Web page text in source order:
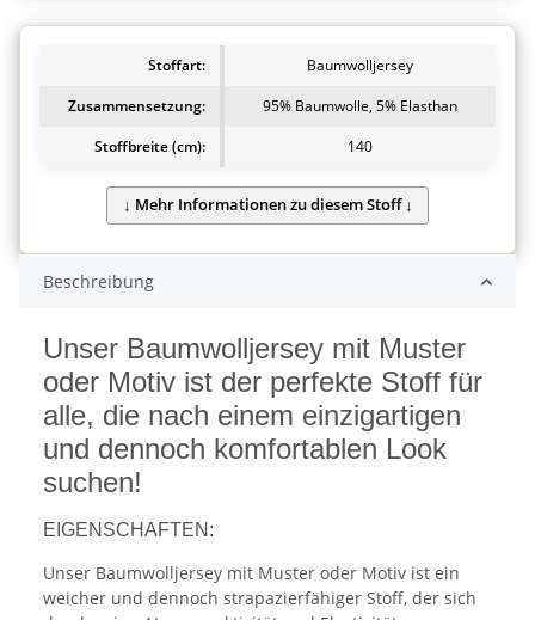
Stoffart:
Baumwolljersey
Zusammensetzung:
95% Baumwolle, 5% Elasthan
Stoffbreite (cm):
140
Beschreibung
Unser Baumwolljersey mit Muster
oder Motiv ist der perfekte Stoff für
alle, die nach einem einzigartigen
und dennoch komfortablen Look
suchen!
EIGENSCHAFTEN:
Unser Baumwolljersey mit Muster oder Motiv ist ein
weicher und dennoch strapazierfähiger Stoff, der sich